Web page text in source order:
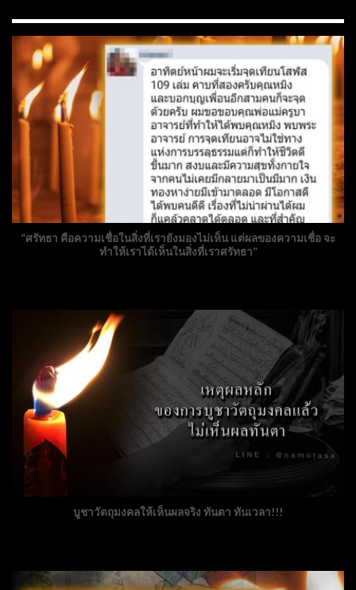
“ศรัทธา คือความเชื่อในสิ่งที่เรายังมองไม่เห็น แต่ผลของความเชื่อ จะ
ทำให้เราได้เห็นในสิ่งที่เราศรัทธา”
บูชาวัตถุมงคลให้เห็นผลจริง ทันตา ทันเวลา!!!